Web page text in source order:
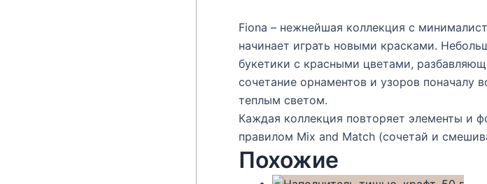
Fiona – нежнейшая коллекция с
начинает играть новыми красками.
букетики с красными цветами,
сочетание орнаментов и узоров поначалу
теплым светом.
Каждая коллекция повторяет элементы и
правилом Mix and Match (сочетай и
Похожие